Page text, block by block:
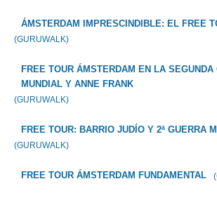
ÁMSTERDAM IMPRESCINDIBLE: EL FREE
(GURUWALK)
FREE TOUR ÁMSTERDAM EN LA SEGUNDA
MUNDIAL Y ANNE FRANK
(GURUWALK)
FREE TOUR: BARRIO JUDÍO Y 2ª GUERRA
(GURUWALK)
FREE TOUR ÁMSTERDAM FUNDAMENTAL